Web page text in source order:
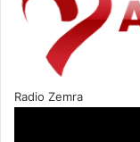
Radio Zemra